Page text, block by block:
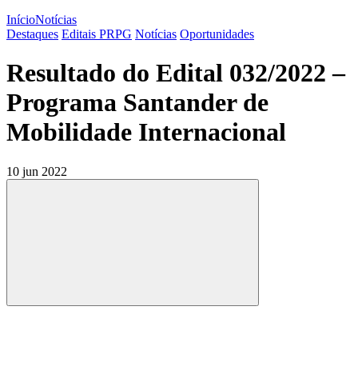
InícioNotícias
Destaques Editais PRPG Notícias Oportunidades
Resultado do Edital 032/2022 –
Programa Santander de
Mobilidade Internacional
10 jun 2022
Compartilhar